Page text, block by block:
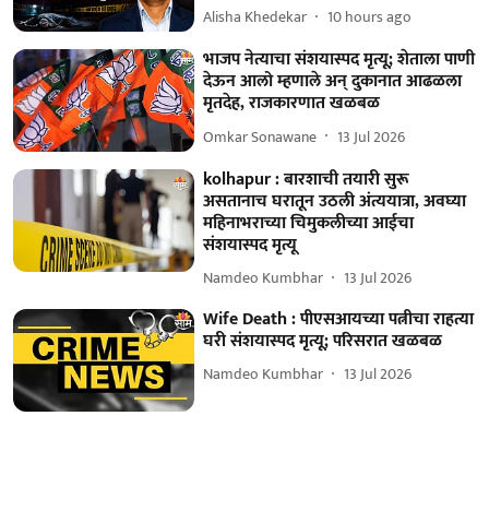
Alisha Khedekar 10 hours ago
भाजप नेत्याचा संशयास्पद मृत्यू; शेताला पाणी
देऊन आलो म्हणाले अन् दुकानात आढळला
मृतदेह, राजकारणात खळबळ
Omkar Sonawane 13 Jul 2026
kolhapur : बारशाची तयारी सुरू
असतानाच घरातून उठली अंत्ययात्रा, अवघ्या
महिनाभराच्या चिमुकलीच्या आईचा
संशयास्पद मृत्यू
Namdeo Kumbhar 13 Jul 2026
Wife Death : पीएसआयच्या पत्नीचा राहत्या
घरी संशयास्पद मृत्यू; परिसरात खळबळ
Namdeo Kumbhar 13 Jul 2026